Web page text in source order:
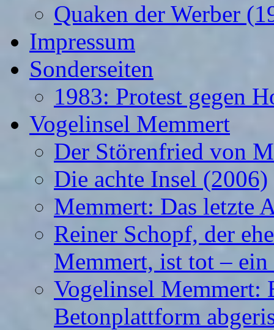
Quaken der Werber
Impressum
Sonderseiten
1983: Protest gegen
Vogelinsel Memmert
Der Störenfried von
Die achte Insel (2006)
Memmert: Das letzte
Reiner Schopf, der
Memmert, ist tot –
Vogelinsel Memmert:
Betonplattform